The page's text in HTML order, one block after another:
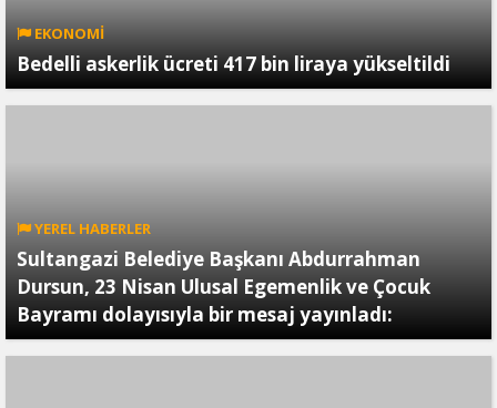
EKONOMİ
Bedelli askerlik ücreti 417 bin liraya yükseltildi
YEREL HABERLER
Sultangazi Belediye Başkanı Abdurrahman
Dursun, 23 Nisan Ulusal Egemenlik ve Çocuk
Bayramı dolayısıyla bir mesaj yayınladı: